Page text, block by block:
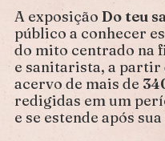
A exposição Do teu
público a conhecer
do mito centrado na
e sanitarista, a partir
acervo de mais de
redigidas em um
e se estende após